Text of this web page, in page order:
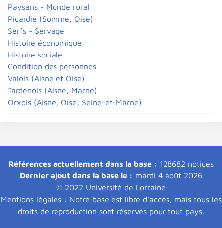
Paysans - Monde rural
Picardie (Somme, Oise)
Serfs - Servage
Histoire économique
Histoire sociale
Condition des personnes
Valois (Aisne et Oise)
Tardenois (Aisne, Marne)
Orxois (Aisne, Oise, Seine-et-Marne)
Références actuellement dans la base : 128682 notices
Dernier ajout dans la base le : mardi 4 août 2026
© 2022 Université de Lorraine
Mentions légales : Notre base est libre d'accès, mais tous les
droits de reproduction sont réservés pour tout pays.